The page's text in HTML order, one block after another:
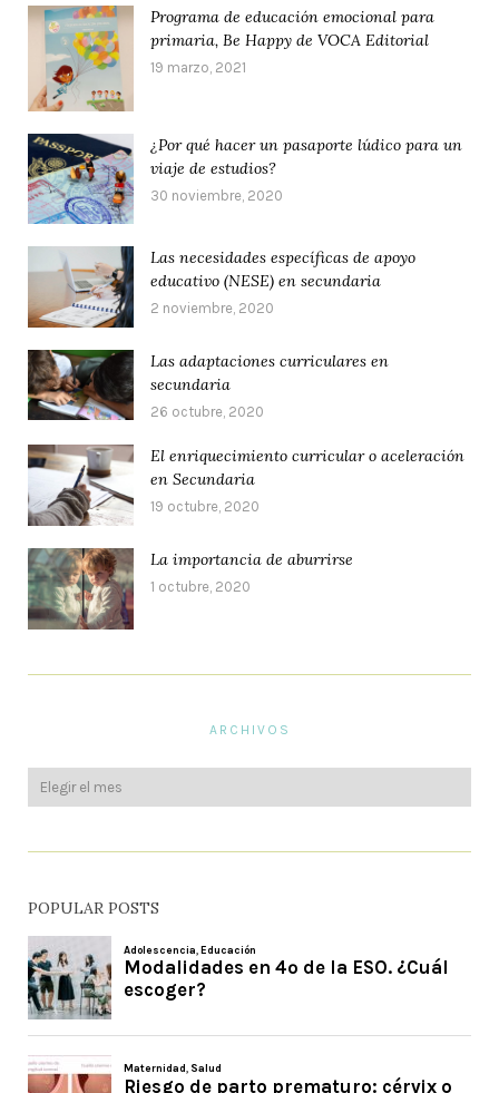
Programa de educación emocional para
primaria, Be Happy de VOCA Editorial
19 marzo, 2021
¿Por qué hacer un pasaporte lúdico para un
viaje de estudios?
30 noviembre, 2020
Las necesidades específicas de apoyo
educativo (NESE) en secundaria
2 noviembre, 2020
Las adaptaciones curriculares en
secundaria
26 octubre, 2020
El enriquecimiento curricular o aceleración
en Secundaria
19 octubre, 2020
La importancia de aburrirse
1 octubre, 2020
ARCHIVOS
POPULAR POSTS